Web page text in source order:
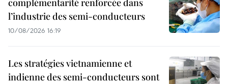
complémentarité renforcée dans
l’industrie des semi-conducteurs
10/08/2026 16:19
Les stratégies vietnamienne et
indienne des semi-conducteurs sont